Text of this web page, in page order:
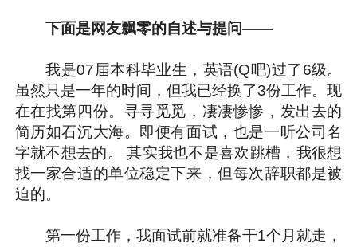
下面是网友飘零的自述与提问——
我是07届本科毕业生，英语(Q吧)过了6级。
虽然只是一年的时间，但我已经换了3份工作。现
在在找第四份。寻寻觅觅，凄凄惨惨，发出去的
简历如石沉大海。即便有面试，也是一听公司名
字就不想去的。 其实我也不是喜欢跳槽，我很想
找一家合适的单位稳定下来，但每次辞职都是被
迫的。
第一份工作，我面试前就准备干1个月就走，